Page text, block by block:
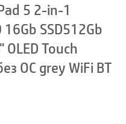
5 2-in-1
SSD512Gb
Touch
ОС grey WiFi BT